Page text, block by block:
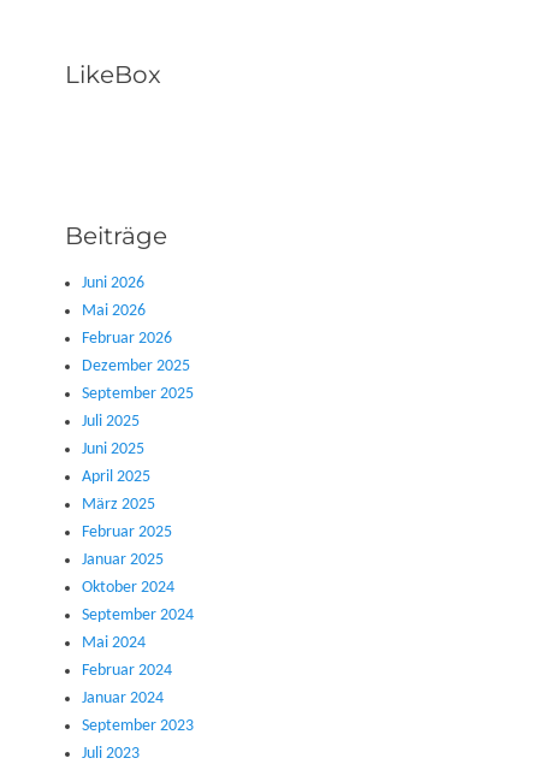
LikeBox
Beiträge
Juni 2026
Mai 2026
Februar 2026
Dezember 2025
September 2025
Juli 2025
Juni 2025
April 2025
März 2025
Februar 2025
Januar 2025
Oktober 2024
September 2024
Mai 2024
Februar 2024
Januar 2024
September 2023
Juli 2023